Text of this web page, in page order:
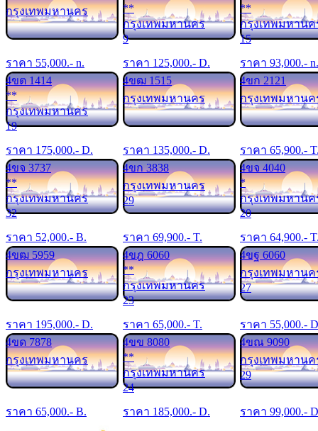
กรุงเทพมหานคร
ราคา 55,000.- n.
**
กรุงเทพมหานคร
9
ราคา 125,000.- D.
**
กรุงเทพมหานค
15
ราคา 93,000.- n.
4ขต 1414
**
กรุงเทพมหานคร
19
ราคา 175,000.- D.
4ขฒ 1515
กรุงเทพมหานคร
ราคา 135,000.- D.
4ขก 2121
กรุงเทพมหานค
ราคา 65,900.-
4ขจ 3737
**
กรุงเทพมหานคร
32
ราคา 52,000.- B.
4ขก 3838
กรุงเทพมหานคร
29
ราคา 69,900.- T.
4ขจ 4040
*
กรุงเทพมหานค
20
ราคา 64,900.-
4ขฒ 5959
กรุงเทพมหานคร
ราคา 195,000.- D.
4ขฎ 6060
**
กรุงเทพมหานคร
23
ราคา 65,000.- T.
4ขฐ 6060
กรุงเทพมหานค
27
ราคา 55,000.-
4ขด 7878
กรุงเทพมหานคร
ราคา 65,000.- B.
4ขข 8080
**
กรุงเทพมหานคร
24
ราคา 185,000.- D.
4ขณ 9090
กรุงเทพมหานค
29
ราคา 99,000.-